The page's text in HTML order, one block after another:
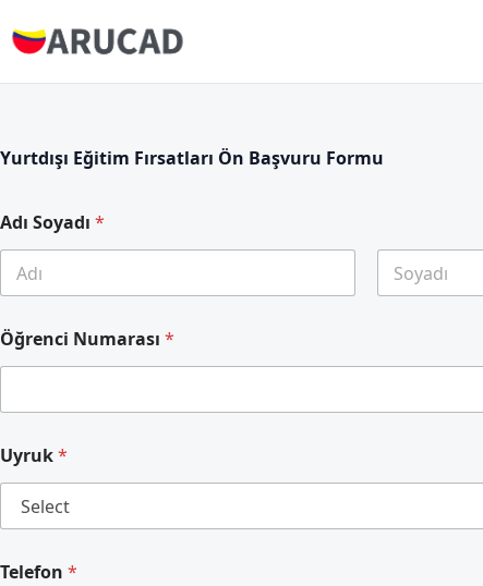
Yurtdışı Eğitim Fırsatları Ön Başvuru Formu
Adı Soyadı *
Öğrenci Numarası *
Uyruk*
Telefon *